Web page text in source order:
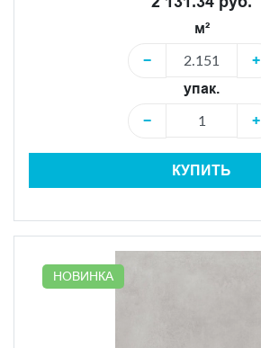
м²
−
+
упак.
−
+
КУПИТЬ
НОВИНКА